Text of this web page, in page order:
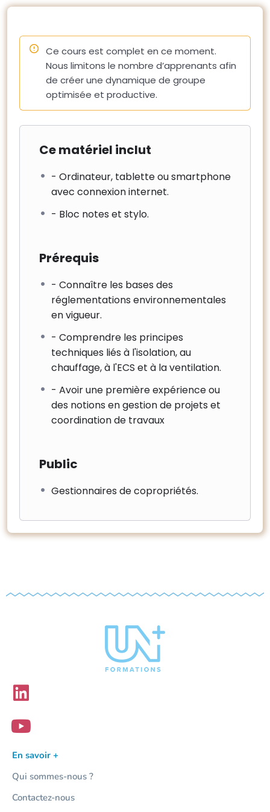
– Les conditions de travail (sécurité, cantonnement).
– La continuité de service, travaux en site occupé et
impacts des travaux sur la négociation des nouveaux
contrats.
– L’information des parties prenantes
Ce cours est complet en ce moment.
Nous limitons le nombre d’apprenants afin
de créer une dynamique de groupe
optimisée et productive.
Ce matériel inclut
- Ordinateur, tablette ou smartphone
avec connexion internet.
- Bloc notes et stylo.
Prérequis
- Connaître les bases des
réglementations environnementales
en vigueur.
- Comprendre les principes
techniques liés à l'isolation, au
chauffage, à l'ECS et à la ventilation.
- Avoir une première expérience ou
des notions en gestion de projets et
coordination de travaux
Public
Gestionnaires de copropriétés.
En savoir +
Qui sommes-nous ?
Contactez-nous